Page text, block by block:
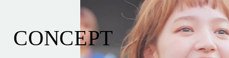
CONCEPT